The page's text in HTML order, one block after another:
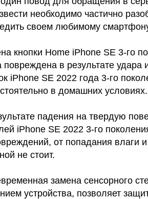
необходимо частично
своем любимому
кнопки Home iPhone SE 3-го
повреждена в результате удара
iPhone SE 2022 года 3-го
в домашних условиях.
падения на твердую
iPhone SE 2022 3-го
от попадания влаги
не стоит.
замена сенсорного
устройства, позволяет